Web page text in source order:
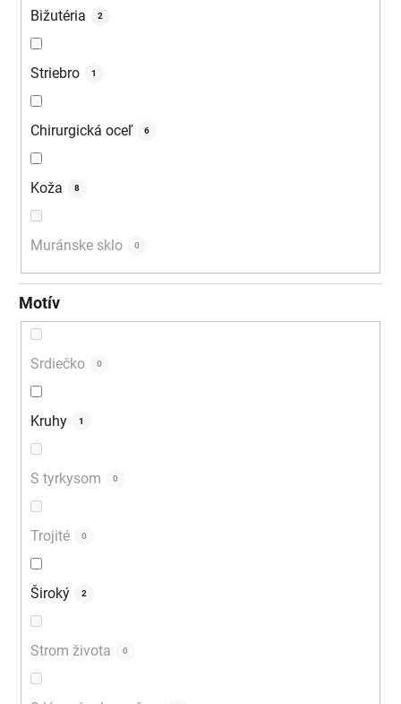
Bižutéria 2
Striebro 1
Chirurgická oceľ 6
Koža 8
Muránske sklo 0
Motív
Srdiečko 0
Kruhy 1
S tyrkysom 0
Trojité 0
Široký 2
Strom života 0